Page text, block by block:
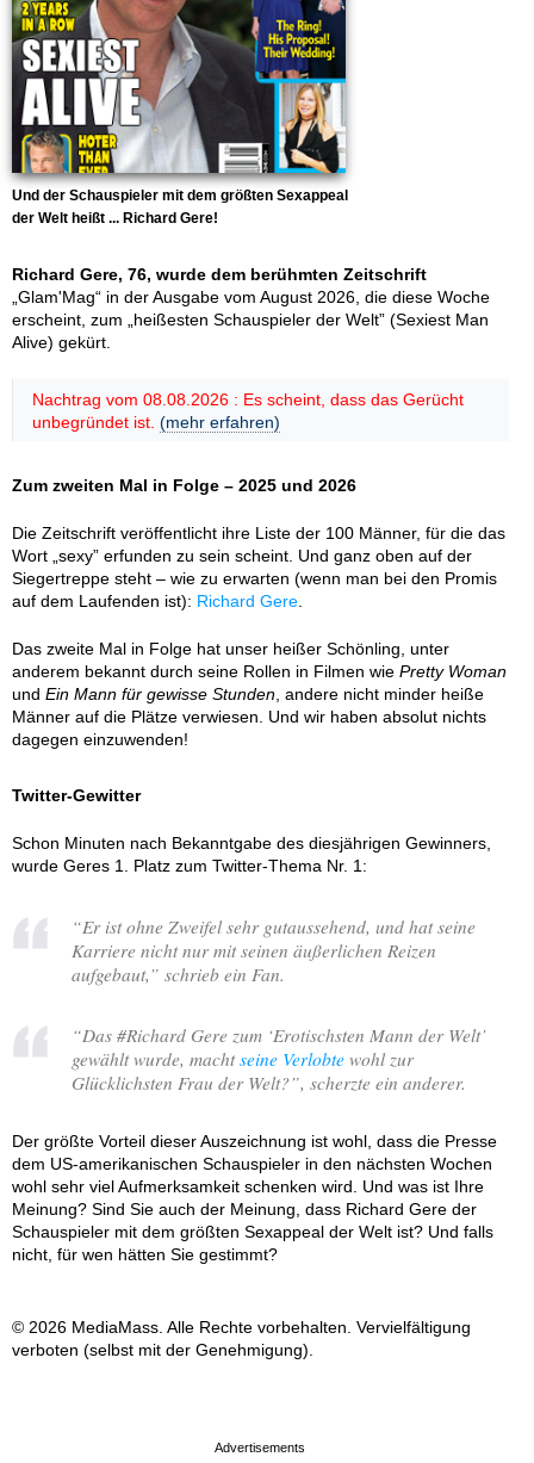
Und der Schauspieler mit dem größten Sexappeal
der Welt heißt ... Richard Gere!
Richard Gere, 76, wurde dem berühmten Zeitschrift
„Glam'Mag“ in der Ausgabe vom August 2026, die diese Woche
erscheint, zum „heißesten Schauspieler der Welt” (Sexiest Man
Alive) gekürt.
Nachtrag vom 08.08.2026 : Es scheint, dass das Gerücht
unbegründet ist. (mehr erfahren)
Zum zweiten Mal in Folge – 2025 und 2026
Die Zeitschrift veröffentlicht ihre Liste der 100 Männer, für die das
Wort „sexy” erfunden zu sein scheint. Und ganz oben auf der
Siegertreppe steht – wie zu erwarten (wenn man bei den Promis
auf dem Laufenden ist): Richard Gere
Das zweite Mal in Folge hat unser heißer Schönling, unter
anderem bekannt durch seine Rollen in Filmen wie Pretty Woman
und Ein Mann für gewisse Stunden , andere nicht minder heiße
Männer auf die Plätze verwiesen. Und wir haben absolut nichts
dagegen einzuwenden!
Twitter-Gewitter
Schon Minuten nach Bekanntgabe des diesjährigen Gewinners,
wurde Geres 1. Platz zum Twitter-Thema Nr. 1:
“Er ist ohne Zweifel sehr gutaussehend, und hat seine
Karriere nicht nur mit seinen äußerlichen Reizen
aufgebaut,” schrieb ein Fan.
“Das #Richard Gere zum ‘Erotischsten Mann der Welt’
gewählt wurde, machtseine Verlobte wohl zur
Glücklichsten Frau der Welt?”, scherzte ein anderer.
Der größte Vorteil dieser Auszeichnung ist wohl, dass die Presse
dem US-amerikanischen Schauspieler in den nächsten Wochen
wohl sehr viel Aufmerksamkeit schenken wird. Und was ist Ihre
Meinung? Sind Sie auch der Meinung, dass Richard Gere der
Schauspieler mit dem größten Sexappeal der Welt ist? Und falls
nicht, für wen hätten Sie gestimmt?
© 2026 MediaMass. Alle Rechte vorbehalten. Vervielfältigung
verboten (selbst mit der Genehmigung).